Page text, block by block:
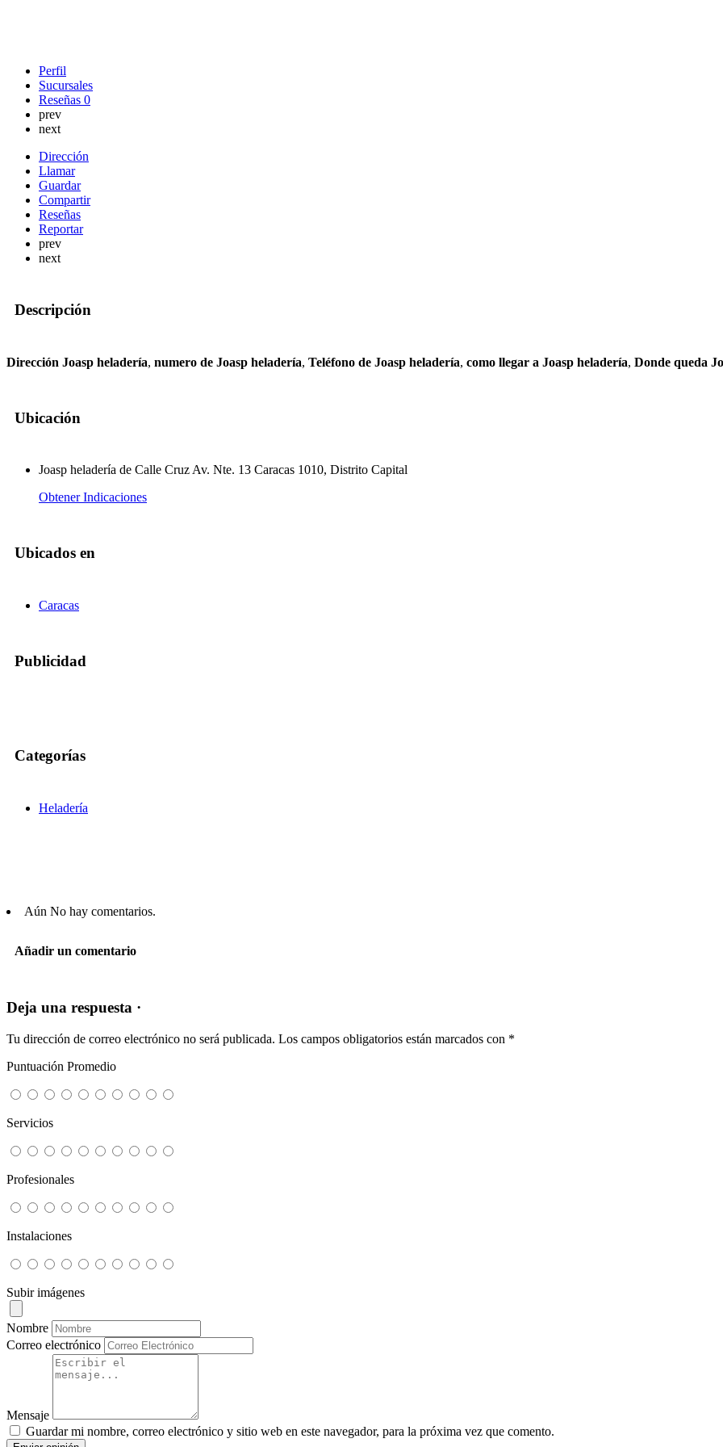
Perfil
Sucursales
Reseñas 0
prev
next
Dirección
Llamar
Guardar
Compartir
Reseñas
Reportar
prev
next
Descripción
Dirección Joasp heladería, numero de Joasp heladería, Teléfono de Joasp heladería, como llegar a Joasp heladería, Donde queda
Ubicación
Joasp heladería de Calle Cruz Av. Nte. 13 Caracas 1010, Distrito Capital
Obtener Indicaciones
Ubicados en
Caracas
Publicidad
Categorías
Heladería
Aún No hay comentarios.
Añadir un comentario
Deja una respuesta ·
Tu dirección de correo electrónico no será publicada. Los campos obligatorios están marcados con *
Puntuación Promedio
Servicios
Profesionales
Instalaciones
Subir imágenes
Nombre
Correo electrónico
Mensaje
Guardar mi nombre, correo electrónico y sitio web en este navegador, para la próxima vez que comento.